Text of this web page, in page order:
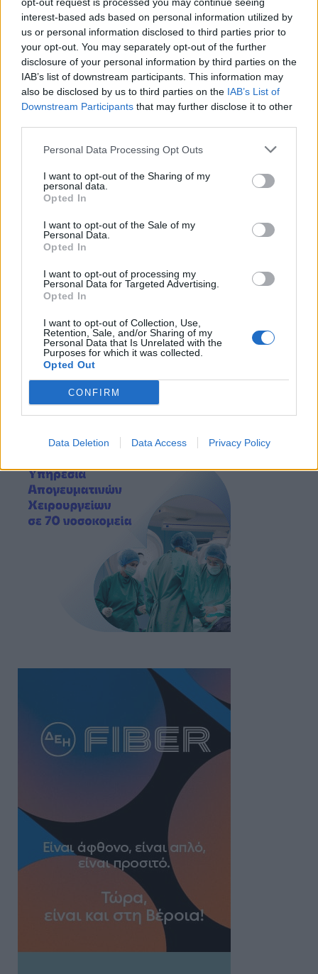
interest-based ads based on personal information utilized by
us or personal information disclosed to third parties prior to
your opt-out. You may separately opt-out of the further
disclosure of your personal information by third parties on the
IAB’s list of downstream participants. This information may
also be disclosed by us to third parties on the IAB’s List of
Downstream Participants that may further disclose it to other
Personal Data Processing Opt Outs
I want to opt-out of the Sharing of my
personal data.
Opted In
I want to opt-out of the Sale of my
Personal Data.
Opted In
I want to opt-out of processing my
Personal Data for Targeted Advertising.
Opted In
I want to opt-out of Collection, Use,
Retention, Sale, and/or Sharing of my
Personal Data that Is Unrelated with the
Purposes for which it was collected.
Opted Out
CONFIRM
Data Deletion Data Access Privacy Policy
Ο καιρός σε Μακεδονία και Θράκη
Παρασκευή, 7 Αυγούστου 2026 9:40 ΠΜ